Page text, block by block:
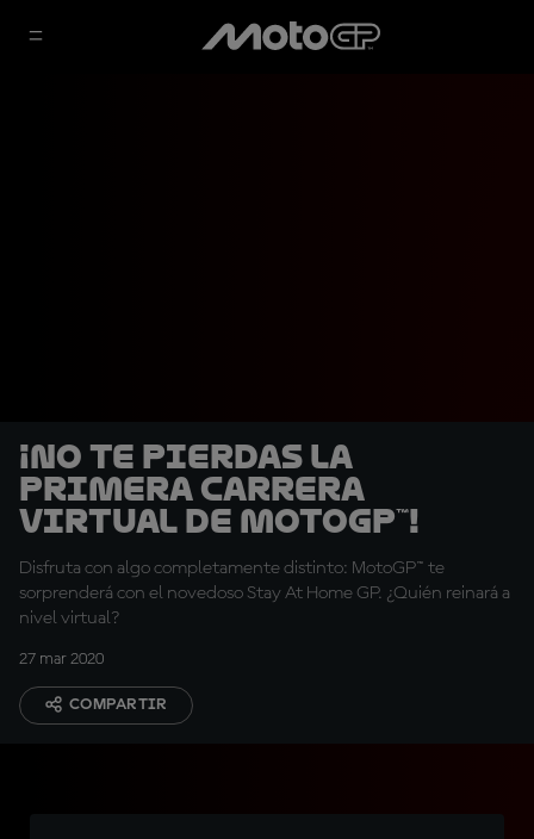
¡No te pierdas la
primera Carrera
Virtual de MotoGP™!
Disfruta con algo completamente distinto: MotoGP™ te
sorprenderá con el novedoso Stay At Home GP. ¿Quién reinará a
nivel virtual?
27 mar 2020
COMPARTIR